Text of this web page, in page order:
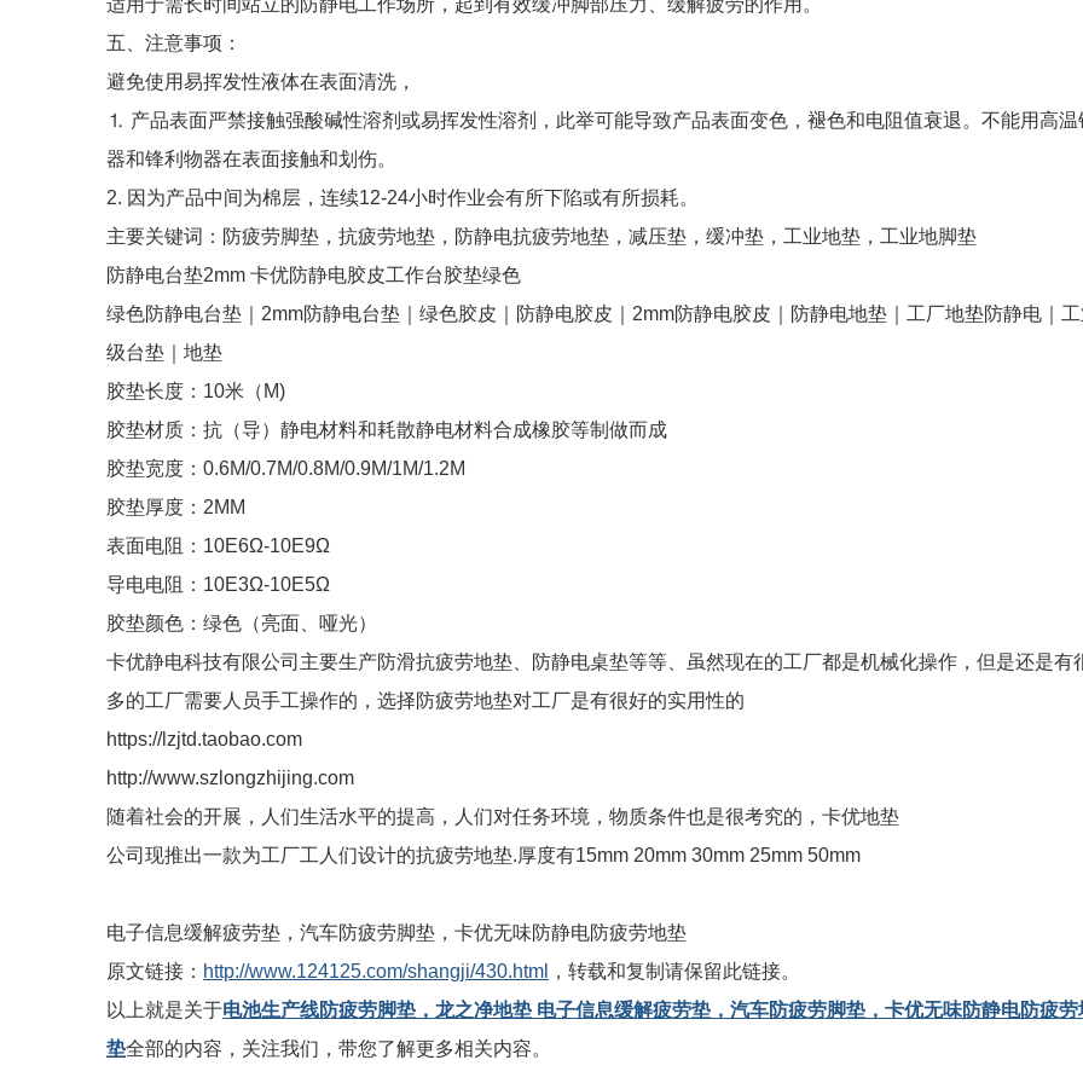
适用于需长时间站立的防静电工作场所，起到有效缓冲脚部压力、缓解疲劳的作用。
五、注意事项：
避免使用易挥发性液体在表面清洗，
⒈ 产品表面严禁接触强酸碱性溶剂或易挥发性溶剂，此举可能导致产品表面变色，褪色和电阻值衰退。不能用高温
器和锋利物器在表面接触和划伤。
2. 因为产品中间为棉层，连续12-24小时作业会有所下陷或有所损耗。
主要关键词：防疲劳脚垫，抗疲劳地垫，防静电抗疲劳地垫，减压垫，缓冲垫，工业地垫，工业地脚垫
防静电台垫2mm 卡优防静电胶皮工作台胶垫绿色
绿色防静电台垫｜2mm防静电台垫｜绿色胶皮｜防静电胶皮｜2mm防静电胶皮｜防静电地垫｜工厂地垫防静电｜
级台垫｜地垫
胶垫长度：10米（M)
胶垫材质：抗（导）静电材料和耗散静电材料合成橡胶等制做而成
胶垫宽度：0.6M/0.7M/0.8M/0.9M/1M/1.2M
胶垫厚度：2MM
表面电阻：10E6Ω-10E9Ω
导电电阻：10E3Ω-10E5Ω
胶垫颜色：绿色（亮面、哑光）
卡优静电科技有限公司主要生产防滑抗疲劳地垫、防静电桌垫等等、虽然现在的工厂都是机械化操作，但是还是有
多的工厂需要人员手工操作的，选择防疲劳地垫对工厂是有很好的实用性的
https://lzjtd.taobao.com
http://www.szlongzhijing.com
随着社会的开展，人们生活水平的提高，人们对任务环境，物质条件也是很考究的，卡优地垫
公司现推出一款为工厂工人们设计的抗疲劳地垫.厚度有15mm 20mm 30mm 25mm 50mm
电子信息缓解疲劳垫，汽车防疲劳脚垫，卡优无味防静电防疲劳地垫
原文链接： http://www.124125.com/shangji/430.html
，转载和复制请保留此链接。
以上就是关于电池生产线防疲劳脚垫，龙之净地垫 电子信息缓解疲劳垫，汽车防疲劳脚垫，卡优无味防静电防疲劳
垫全部的内容，关注我们，带您了解更多相关内容。